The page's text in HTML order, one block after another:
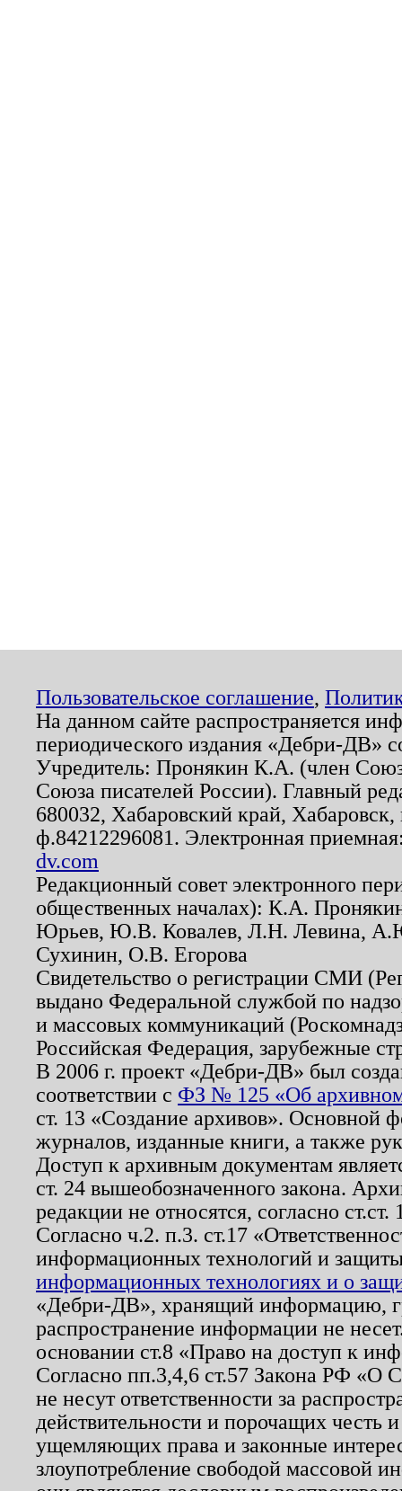
Пользовательское соглашение,
На данном сайте распространяется
периодического издания «Дебри-ДВ»
Учредитель: Пронякин К.А. (член
Союза писателей России). Главный
680032, Хабаровский край,
ф.84212296081. Электронная
dv.com
Редакционный совет электронного
общественных началах): К.А.
Юрьев, Ю.В. Ковалев, Л.Н. Левина,
Сухинин, О.В. Егорова
Свидетельство о регистрации СМИ
выдано Федеральной службой по
и массовых коммуникаций
Российская Федерация, зарубежные
В 2006 г. проект «Дебри-ДВ» был
соответствии с ФЗ № 125 «Об
ст. 13 «Создание архивов». Основной
журналов, изданные книги, а также
Доступ к архивным документам
ст. 24 вышеобозначенного закона.
редакции не относятся, согласно
Согласно ч.2. п.3. ст.17
информационных технологий и
информационных технологиях и о
«Дебри-ДВ», хранящий информацию,
распространение информации не
основании ст.8 «Право на доступ к
Согласно пп.3,4,6 ст.57 Закона РФ «О
не несут ответственности за
действительности и порочащих честь
ущемляющих права и законные
злоупотребление свободой массовой